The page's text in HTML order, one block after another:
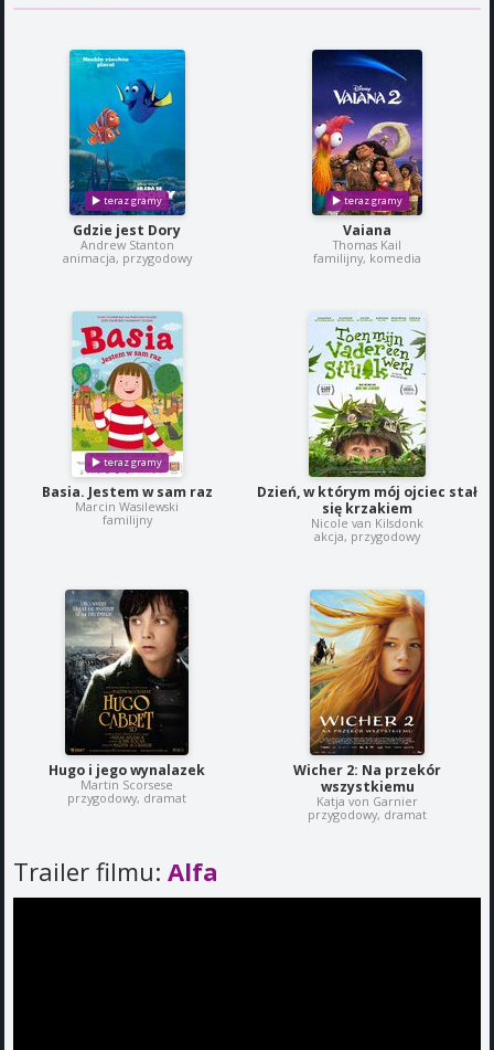
Gdzie jest Dory
Andrew Stanton
animacja, przygodowy
Vaiana
Thomas Kail
familijny, komedia
Basia. Jestem w sam raz
Marcin Wasilewski
familijny
Dzień, w którym mój ojciec stał
się krzakiem
Nicole van Kilsdonk
akcja, przygodowy
Hugo i jego wynalazek
Martin Scorsese
przygodowy, dramat
Wicher 2: Na przekór
wszystkiemu
Katja von Garnier
przygodowy, dramat
Trailer filmu: Alfa